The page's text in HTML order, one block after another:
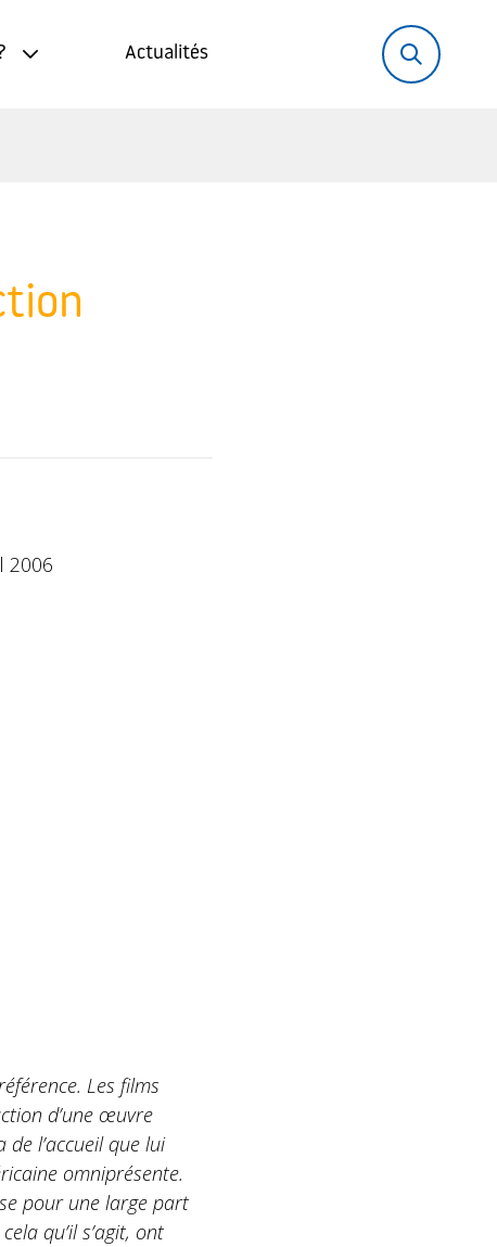
Actualités
Rechercher:
2006
Les films
d’une œuvre
l’accueil que lui
omniprésente.
pour une large part
qu’il s’agit, ont